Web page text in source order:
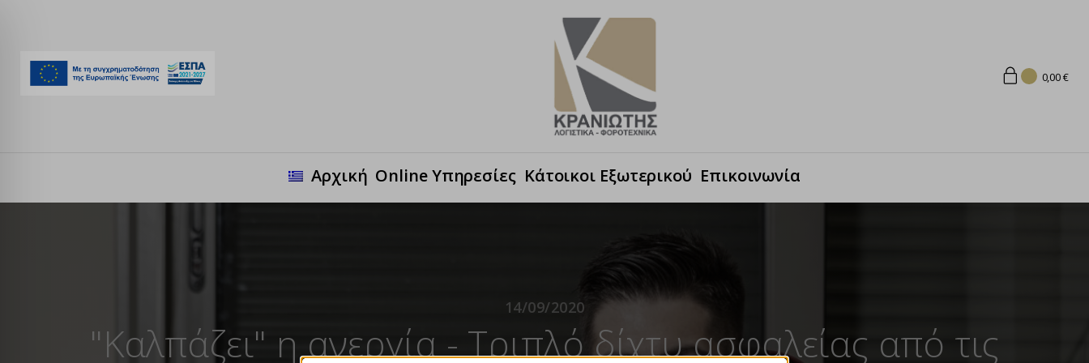
0,00€
Αρχική Online Υπηρεσίες Κάτοικοι Εξωτερικού Επικοινωνία
14/09/2020
"Καλπάζει" η ανεργία - Τριπλό δίχτυ ασφαλείας από τις